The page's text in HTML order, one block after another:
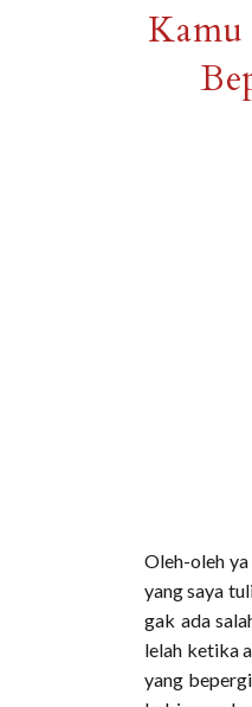
Oleh-oleh
yang saya
gak ada
lelah ketika
yang